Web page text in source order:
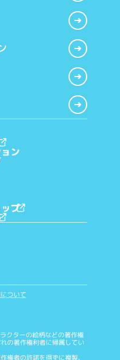
ン
プ
ついて
クターの絵柄などの著作権
の著作権利者に帰属してい
権者の許諾を得ずに複製、